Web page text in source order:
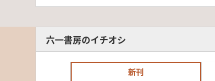
六一書房のイチオシ
新刊